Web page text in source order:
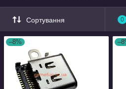
Сортування 0
–8%